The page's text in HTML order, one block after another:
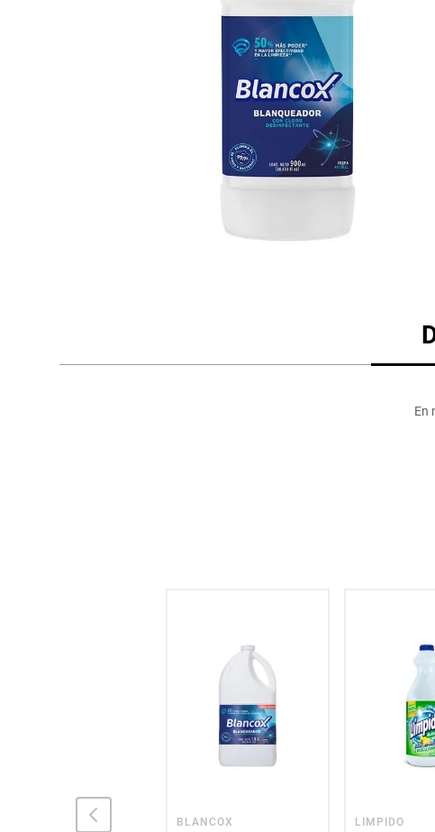
otros
En
BLANCOX LIMPIDO
Mantequilla